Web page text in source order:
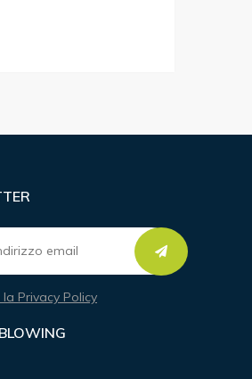
Privacy Policy